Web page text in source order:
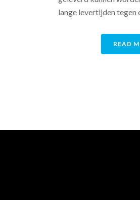
lange levertijden tegen
READ